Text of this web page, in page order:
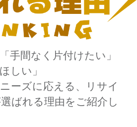
手間なく片付けたい」
しい」
ーズに応える、リサイ
ばれる理由をご紹介し